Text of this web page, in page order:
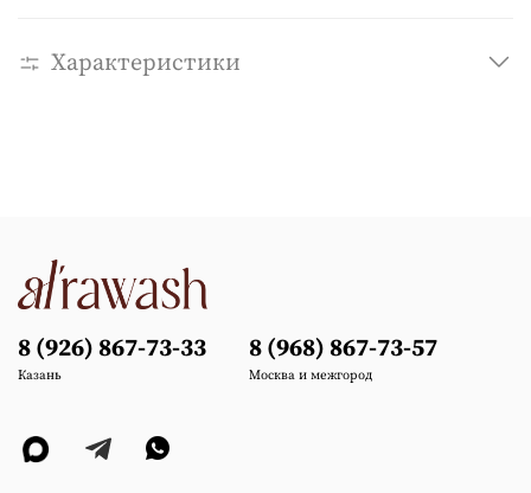
Характеристики
8 (926) 867-73-33
Казань
8 (968) 867-73-57
Москва и межгород